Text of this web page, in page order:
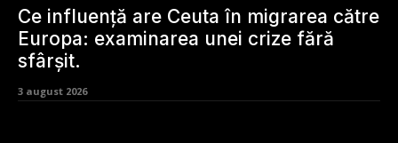
„rezultate” în următoarele două
săptămâni.
4 august 2026
INTERVIU Criza Dunării: Probleme